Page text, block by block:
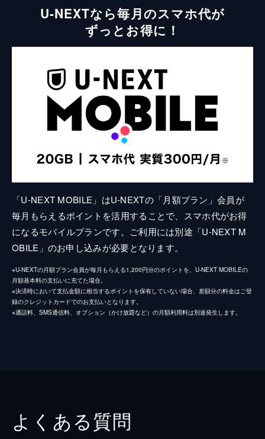
U-NEXTなら毎月のスマホ代が
ずっとお得に！
「U-NEXT MOBILE」はU-NEXTの「月額プラン」会員が
毎月もらえるポイントを活用することで、スマホ代がお得
になるモバイルプランです。ご利用には別途「U-NEXT M
OBILE」のお申し込みが必要となります。
※U-NEXTの月額プラン会員が毎月もらえる1,200円分のポイントを、U-NEXT MOBILEの
月額基本料の支払いに充てた場合。
※決済時において支払金額に相当するポイントを保有していない場合、差額分の料金はご登
録のクレジットカードでのお支払いとなります。
※通話料、SMS通信料、オプション（かけ放題など）の月額利用料は別途発生します。
よくある質問